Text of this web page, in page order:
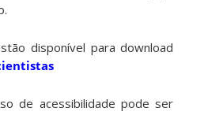
disponível para download
de acessibilidade pode ser